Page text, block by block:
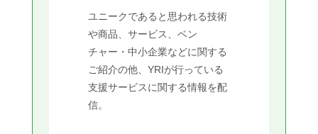
ユニークであると思われる技術
や商品、サービス、ベン
チャー・中小企業などに関する
ご紹介の他、YRIが行っている
支援サービスに関する情報を配
信。